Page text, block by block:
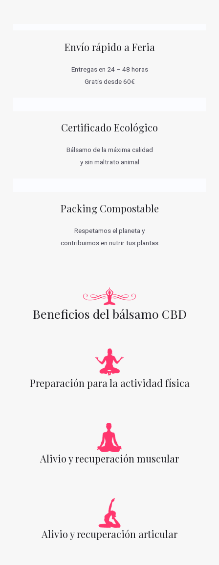
Envío rápido a Feria
Entregas en 24 – 48 horas
Gratis desde 60€
Certificado Ecológico
Bálsamo de la máxima calidad
y sin maltrato animal
Packing Compostable
Respetamos el planeta y
contribuimos en nutrir tus plantas
Beneficios del bálsamo CBD
Preparación para la actividad física
Alivio y recuperación muscular
Alivio y recuperación articular